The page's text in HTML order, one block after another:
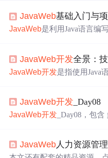
JavaWeb基础入门与
JavaWeb是利用Java语言编
的一部分，用于扩展服务器
心组件。它是一种小型的
户端的浏览器。Servlet的主
面：动态内容生成。
JavaWeb开发全景：
JavaWeb开发是指使用Java
层面，包括前端页面展示、
交互等。
JavaWeb开发 _Day08
JavaWeb开发 _Day08，包
JavaWeb 人力资源管理